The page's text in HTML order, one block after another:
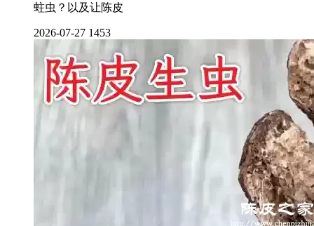
蛀虫？以及让陈皮
2026-07-27 1453